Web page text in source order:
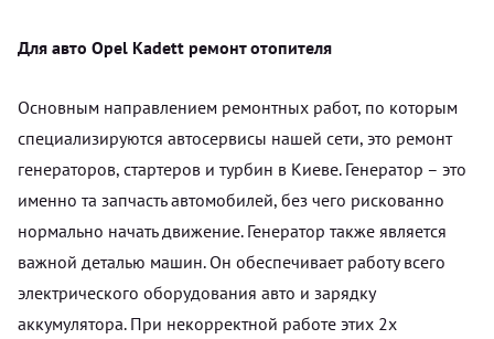
Для авто Opel Kadett ремонт отопителя
Основным направлением ремонтных работ, по которым
специализируются автосервисы нашей сети, это ремонт
генераторов, стартеров и турбин в Киеве. Генератор – это
именно та запчасть автомобилей, без чего рискованно
нормально начать движение. Генератор также является
важной деталью машин. Он обеспечивает работу всего
электрического оборудования авто и зарядку
аккумулятора. При некорректной работе этих 2х